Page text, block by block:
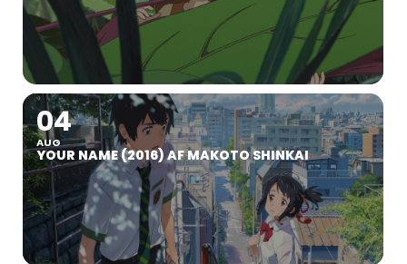
04
AUG
YOUR NAME (2016) AF MAKOTO SHINKAI